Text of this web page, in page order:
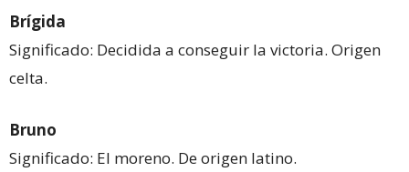
Brígida
Significado: Decidida a conseguir la victoria. Origen
celta.
Bruno
Significado: El moreno. De origen latino.